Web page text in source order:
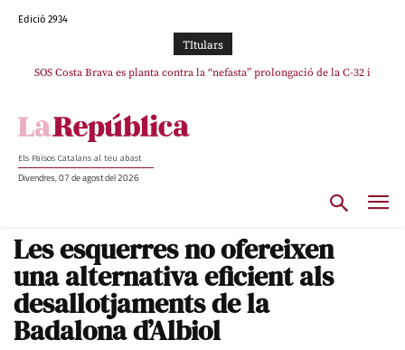
Edició 2934
TItulars
SOS Costa Brava es planta contra la “nefasta” prolongació de la C-32 i
Els Països Catalans al teu abast
Divendres, 07 de agost del 2026
Les esquerres no ofereixen
una alternativa eficient als
desallotjaments de la
Badalona d’Albiol